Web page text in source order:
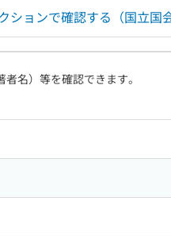
ョンで確認する（国立国
名）等を確認できます。